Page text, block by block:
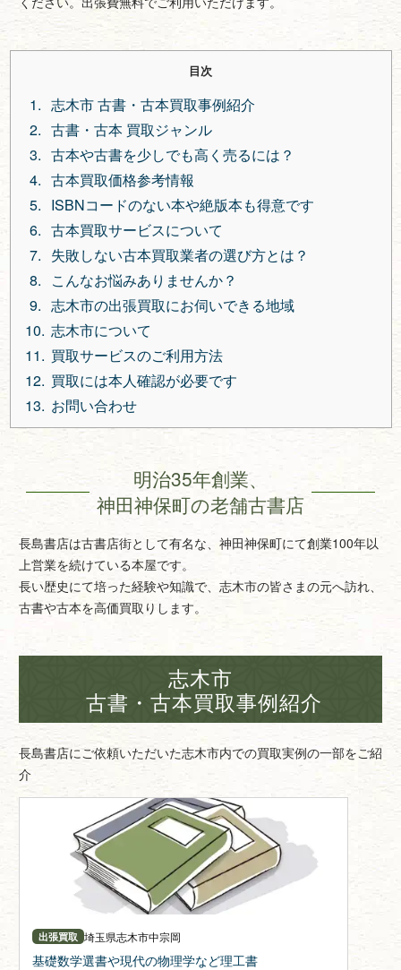
目次
志木市 古書・古本買取事例紹介
古書・古本 買取ジャンル
古本や古書を少しでも高く売るには？
古本買取価格参考情報
ISBNコードのない本や絶版本も得意です
古本買取サービスについて
失敗しない古本買取業者の選び方とは？
こんなお悩みありませんか？
志木市の出張買取にお伺いできる地域
志木市について
買取サービスのご利用方法
買取には本人確認が必要です
お問い合わせ
明治35年創業、
神田神保町の老舗古書店
長島書店は古書店街として有名な、神田神保町にて創業100年以
上営業を続けている本屋です。
長い歴史にて培った経験や知識で、志木市の皆さまの元へ訪れ、
古書や古本を高価買取りします。
志木市
古書・古本買取事例紹介
長島書店にご依頼いただいた志木市内での買取実例の一部をご紹
介
出張買取 埼玉県志木市中宗岡
基礎数学選書や現代の物理学など理工書